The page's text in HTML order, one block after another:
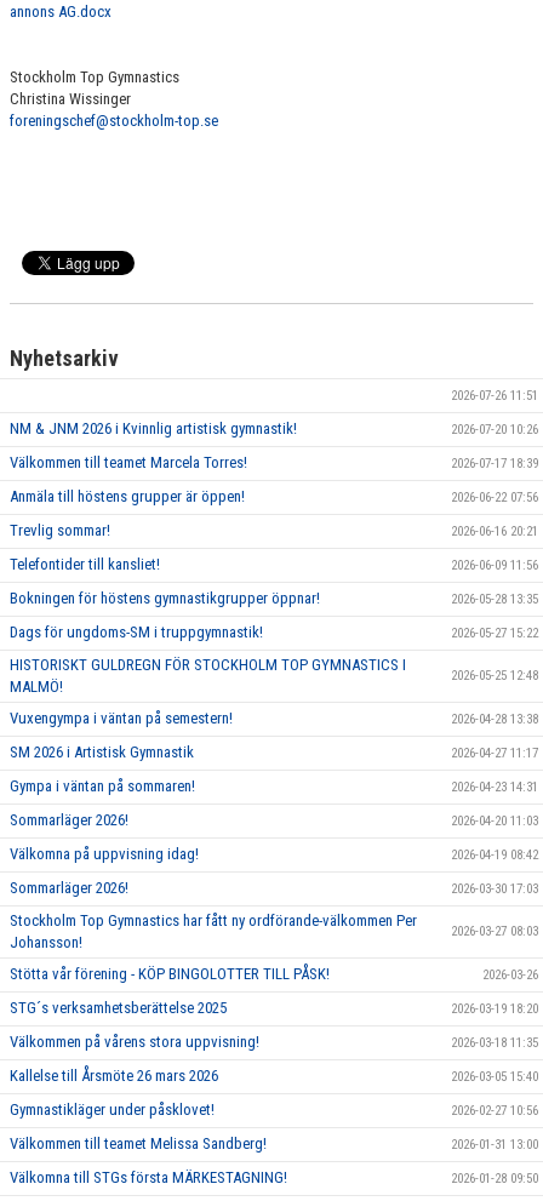
annons AG.docx
Stockholm Top Gymnastics
Christina Wissinger
foreningschef@stockholm-top.se
Nyhetsarkiv
2026-07-26 11:51
NM & JNM 2026 i Kvinnlig artistisk gymnastik! 2026-07-20 10:26
Välkommen till teamet Marcela Torres! 2026-07-17 18:39
Anmäla till höstens grupper är öppen! 2026-06-22 07:56
Trevlig sommar! 2026-06-16 20:21
Telefontider till kansliet! 2026-06-09 11:56
Bokningen för höstens gymnastikgrupper öppnar! 2026-05-28 13:35
Dags för ungdoms-SM i truppgymnastik! 2026-05-27 15:22
HISTORISKT GULDREGN FÖR STOCKHOLM TOP GYMNASTICS I
MALMÖ!
2026-05-25 12:48
Vuxengympa i väntan på semestern! 2026-04-28 13:38
SM 2026 i Artistisk Gymnastik 2026-04-27 11:17
Gympa i väntan på sommaren! 2026-04-23 14:31
Sommarläger 2026! 2026-04-20 11:03
Välkomna på uppvisning idag! 2026-04-19 08:42
Sommarläger 2026! 2026-03-30 17:03
Stockholm Top Gymnastics har fått ny ordförande-välkommen Per
Johansson!
2026-03-27 08:03
Stötta vår förening - KÖP BINGOLOTTER TILL PÅSK! 2026-03-26
STG´s verksamhetsberättelse 2025 2026-03-19 18:20
Välkommen på vårens stora uppvisning! 2026-03-18 11:35
Kallelse till Årsmöte 26 mars 2026 2026-03-05 15:40
Gymnastikläger under påsklovet! 2026-02-27 10:56
Välkommen till teamet Melissa Sandberg! 2026-01-31 13:00
Välkomna till STGs första MÄRKESTAGNING! 2026-01-28 09:50